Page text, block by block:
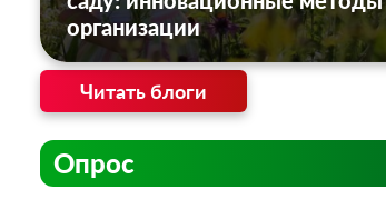
организации
Читать блоги
Опрос